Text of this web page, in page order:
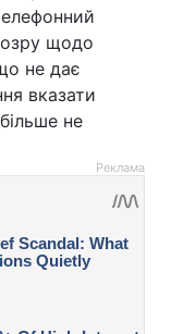
щодо
не дає
вказати
не
Реклама